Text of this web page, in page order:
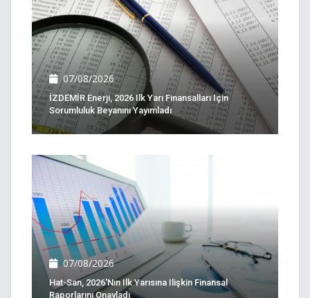
07/08/2026
İZDEMİR Enerji, 2026 Ilk Yarı Finansalları Için
Sorumluluk Beyanını Yayımladı
07/08/2026
Hat-San, 2026'nın Ilk Yarısına Ilişkin Finansal
Raporlarını Onayladı